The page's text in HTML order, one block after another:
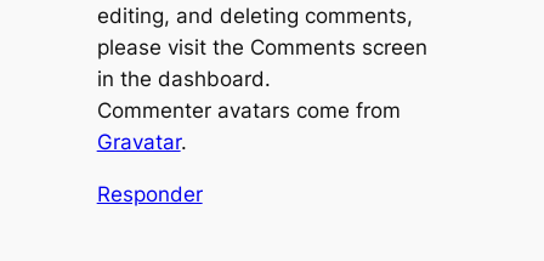
editing, and deleting comments,
please visit the Comments screen
in the dashboard.
Commenter avatars come from
Gravatar.
Responder